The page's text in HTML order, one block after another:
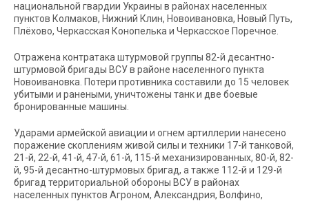
национальной гвардии Украины в районах населенных
пунктов Колмаков, Нижний Клин, Новоивановка, Новый Путь,
Плёхово, Черкасская Конопелька и Черкасское Поречное.
Отражена контратака штурмовой группы 82-й десантно-
штурмовой бригады ВСУ в районе населенного пункта
Новоивановка. Потери противника составили до 15 человек
убитыми и ранеными, уничтожены танк и две боевые
бронированные машины.
Ударами армейской авиации и огнем артиллерии нанесено
поражение скоплениям живой силы и техники 17-й танковой,
21-й, 22-й, 41-й, 47-й, 61-й, 115-й механизированных, 80-й, 82-
й, 95-й десантно-штурмовых бригад, а также 112-й и 129-й
бригад территориальной обороны ВСУ в районах
населенных пунктов Агроном, Александрия, Волфино,